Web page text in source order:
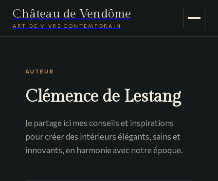
Château de Vendôme
ART DE VIVRE CONTEMPORAIN
JARDINAGE
VOYAGE
AUTEUR
Clémence de Lestang
Je partage ici mes conseils et inspirations
pour créer des intérieurs élégants, sains et
innovants, en harmonie avec notre époque.